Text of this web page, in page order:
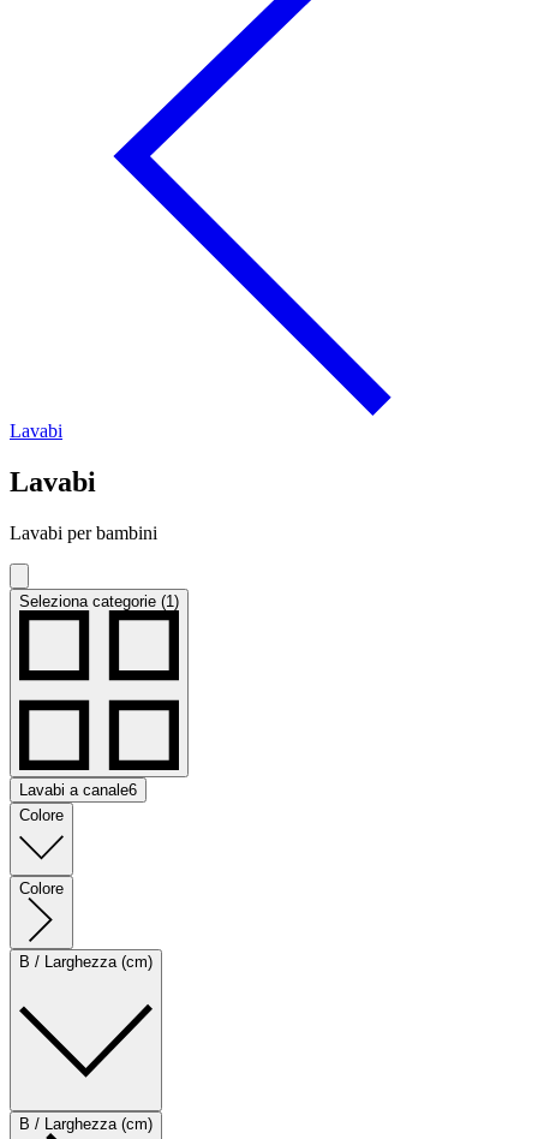
Lavabi
Lavabi
Lavabi per bambini
Seleziona categorie (1)
Lavabi a canale6
Colore
Colore
B / Larghezza (cm)
B / Larghezza (cm)